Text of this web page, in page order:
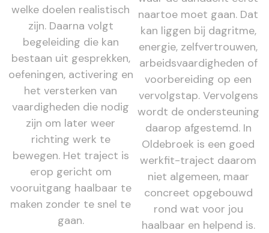
welke doelen realistisch
zijn. Daarna volgt
begeleiding die kan
bestaan uit gesprekken,
oefeningen, activering en
het versterken van
vaardigheden die nodig
zijn om later weer
richting werk te
bewegen. Het traject is
erop gericht om
vooruitgang haalbaar te
maken zonder te snel te
gaan.
naartoe moet gaan. Dat
kan liggen bij dagritme,
energie, zelfvertrouwen,
arbeidsvaardigheden of
voorbereiding op een
vervolgstap. Vervolgens
wordt de ondersteuning
daarop afgestemd. In
Oldebroek is een goed
werkfit-traject daarom
niet algemeen, maar
concreet opgebouwd
rond wat voor jou
haalbaar en helpend is.